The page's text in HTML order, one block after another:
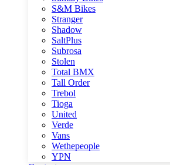
S&M Bikes
Stranger
Shadow
SaltPlus
Subrosa
Stolen
Total BMX
Tall Order
Trebol
Tioga
United
Verde
Vans
Wethepeople
YPN